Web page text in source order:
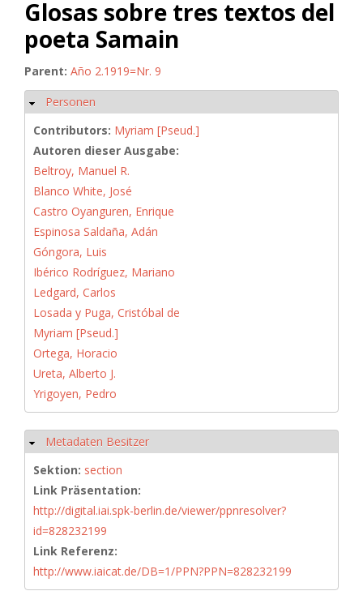
Glosas sobre tres textos del
poeta Samain
Parent: Año 2.1919=Nr. 9
Hide
Personen
Contributors: Myriam [Pseud.]
Autoren dieser Ausgabe:
Beltroy, Manuel R.
Blanco White, José
Castro Oyanguren, Enrique
Espinosa Saldaña, Adán
Góngora, Luis
Ibérico Rodríguez, Mariano
Ledgard, Carlos
Losada y Puga, Cristóbal de
Myriam [Pseud.]
Ortega, Horacio
Ureta, Alberto J.
Yrigoyen, Pedro
Hide
Metadaten Besitzer
Sektion: section
Link Präsentation:
http://digital.iai.spk-berlin.de/viewer/ppnresolver?
id=828232199
Link Referenz:
http://www.iaicat.de/DB=1/PPN?PPN=828232199